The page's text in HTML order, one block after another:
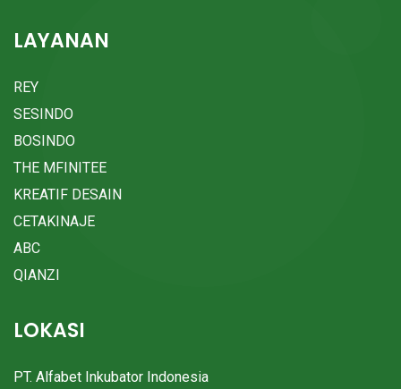
LAYANAN
REY
SESINDO
BOSINDO
THE MFINITEE
KREATIF DESAIN
CETAKINAJE
ABC
QIANZI
LOKASI
PT. Alfabet Inkubator Indonesia